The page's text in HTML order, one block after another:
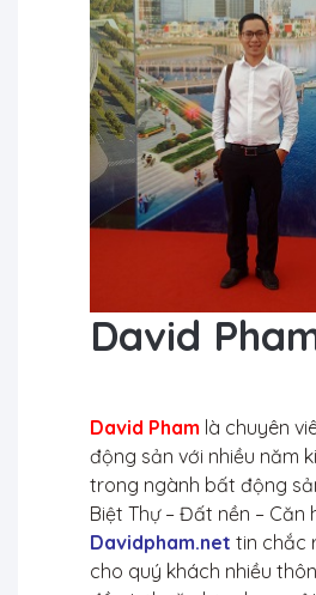
David
David Pham là chuyên
động sản với nhiều năm
trong ngành bất động
Biệt Thự – Đất nền – Căn
Davidpham.net tin chắc
cho quý khách nhiều